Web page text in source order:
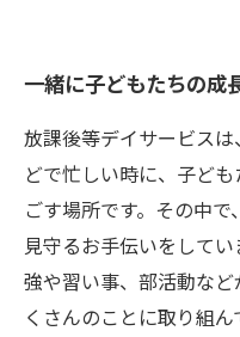
一緒に子どもたちの成
放課後等デイサービス
どで忙しい時に、子ど
ごす場所です。その中
見守るお手伝いをして
強や習い事、部活動な
くさんのことに取り組ん